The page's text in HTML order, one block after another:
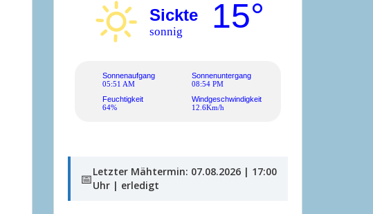
Sickte
sonnig 15°
Sonnenaufgang
05:51 AM
Sonnenuntergang
08:54 PM
Feuchtigkeit
64%
Windgeschwindigkeit
12.6Km/h
📅Letzter Mähtermin: 07.08.2026 | 17:00
Uhr | erledigt